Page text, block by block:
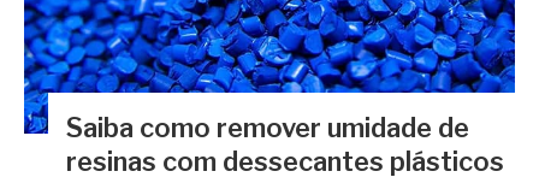
Saiba como remover umidade de
resinas com dessecantes plásticos